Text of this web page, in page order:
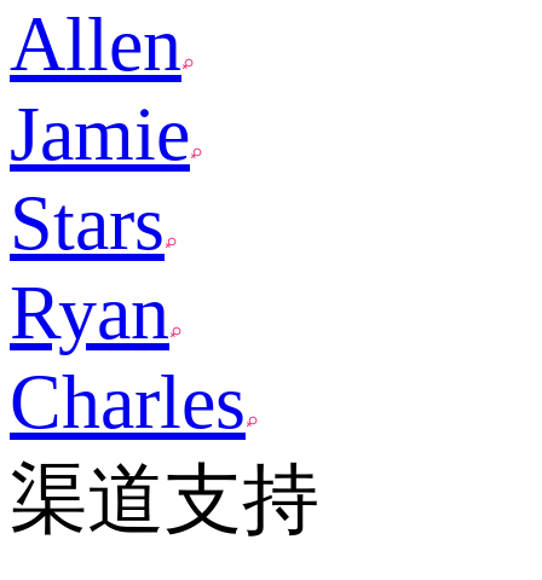
Allen
Jamie
Stars
Ryan
Charles
渠道支持